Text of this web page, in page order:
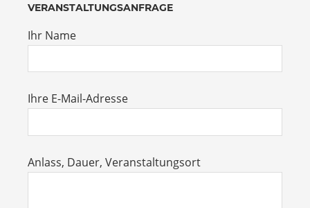
VERANSTALTUNGSANFRAGE
Ihr Name
Ihre E-Mail-Adresse
Anlass, Dauer, Veranstaltungsort